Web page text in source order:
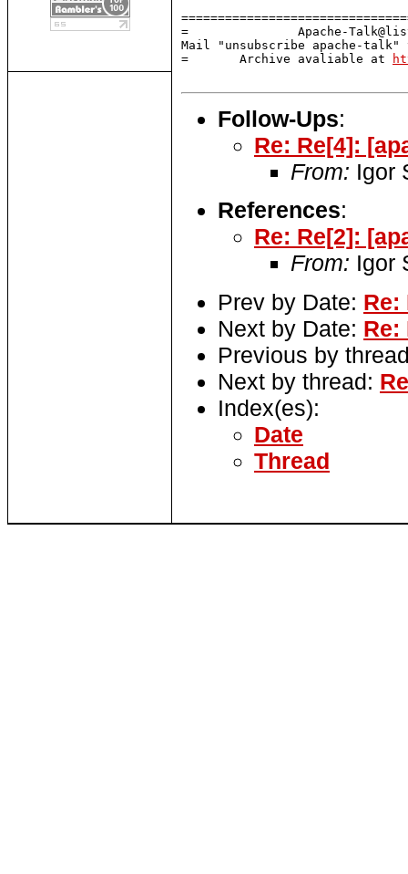
=               Apache-
Mail "unsubscribe apache-
=       Archive avaliable at
Follow-Ups:
Re: Re[4]:
From: Igor
References:
Re: Re[2]:
From: Igor
Prev by Date: Re:
Next by Date: Re:
Previous by
Next by thread:
Index(es):
Date
Thread